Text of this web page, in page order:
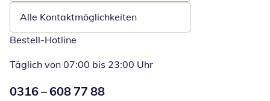
Alle Kontaktmöglichkeiten
Bestell-Hotline
Täglich von 07:00 bis 23:00 Uhr
Numéro de téléphone:
0316 – 608 77 88